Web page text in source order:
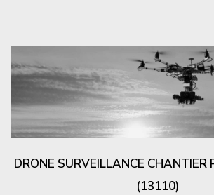
DRONE SURVEILLANCE CHANTIER
(13110)